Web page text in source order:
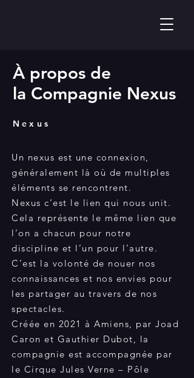
À propos de
la Compagnie Nexus
Nexus
Un nexus est une connexion,
généralement là où de multiples
éléments se rencontrent.
Nexus c’est le lien qui nous unit.
Cela représente le même lien que
l’on a chacun pour notre
discipline et l’un pour l’autre.
C’est la volonté de nouer nos
connaissances et nos envies pour
les partager au travers de nos
spectacles.
Créée en 2021 à Amiens, par Joad
Caron et Gauthier Dubot, la
compagnie est accompagnée par
le Cirque Jules Verne – Pôle